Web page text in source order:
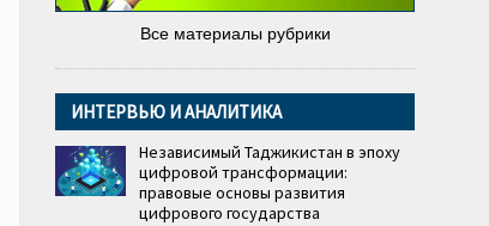
Все материалы рубрики
ИНТЕРВЬЮ И АНАЛИТИКА
Независимый Таджикистан в эпоху
цифровой трансформации:
правовые основы развития
цифрового государства